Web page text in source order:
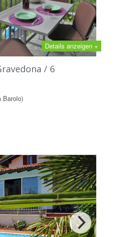
Details anzeigen +
/ 6
Barolo)